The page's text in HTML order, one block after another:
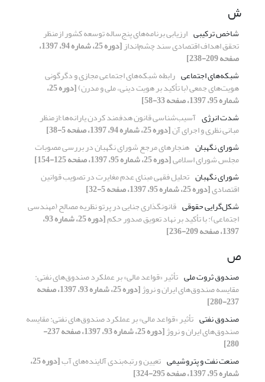
ش
شاخص ترکیبی ارزیابی برنامه‌های پنج‌ساله توسعه کشور ازمنظر
تحقق اهداف اقتصادی سند چشم‌انداز [دوره 25، شماره 94، 1397،
صفحه 209-238]
شبکه‌های اجتماعی رابطه شبکه‌های اجتماعی مجازی و دگرگونی
هویت‌های جمعی (با تأکید بر هویت دینی، ملی و مدرن) [دوره 25،
شماره 95، 1397، صفحه 33-58]
شدت انرژی آسیب‌شناسی قانون هدفمند کردن یارانه‌ها؛ازمنظر
مبانی نظری و اجرای آن[دوره 25، شماره 94، 1397، صفحه 5-38]
شورای نگهبان هنجارهای مرجع شورای نگهبان در بررسی مصوبات
مجلس شورای اسلامی[دوره 25، شماره 95، 1397، صفحه 125-154]
شورای نگهبان تحلیل فقهی مبنای عدم مغایرت در تصویب قوانین
اقتصادی[دوره 25، شماره 95، 1397، صفحه 5-32]
شکل‌گرایی حقوقی قانونگذاری جنایی در پرتو نظریه مصالح (مهندسی
اجتماعی): با تأکید بر نهاد تعویق صدور حکم [دوره 25، شماره 93،
1397، صفحه 209-236]
ص
صندوق ثروت ملی تأثیر «قواعد مالی» بر عملکرد صندوق‌های نفتی:
مقایسه صندوق‌های ایران و نروژ [دوره 25، شماره 93، 1397، صفحه
237-280]
صندوق نفتی تأثیر «قواعد مالی» بر عملکرد صندوق‌های نفتی: مقایسه
صندوق‌های ایران و نروژ [دوره 25، شماره 93، 1397، صفحه 237-
280]
صنعت نفت و پتروشیمی تعیین و رتبه‌بندی آلاینده‌های آب [دوره 25،
شماره 95، 1397، صفحه 295-324]